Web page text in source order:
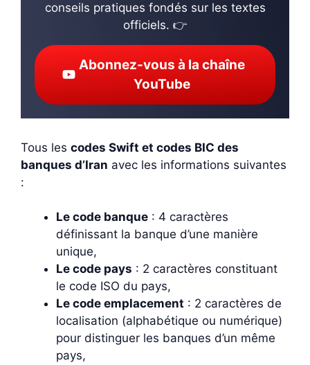
conseils pratiques fondés sur les textes
officiels. 👉
Abonnez-vous à la chaîne
YouTube
Tous les codes Swift et codes BIC des
banques d’Iran avec les informations suivantes
:
Le code banque : 4 caractères
définissant la banque d’une manière
unique,
Le code pays : 2 caractères constituant
le code ISO du pays,
Le code emplacement : 2 caractères de
localisation (alphabétique ou numérique)
pour distinguer les banques d’un même
pays,